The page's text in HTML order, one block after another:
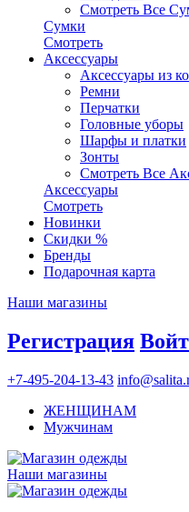
Смотреть Все
Сумки
Смотреть
Аксессуары
Аксессуары из
Ремни
Перчатки
Головные уборы
Шарфы и платки
Зонты
Смотреть Все
Аксессуары
Смотреть
Новинки
Скидки %
Бренды
Подарочная карта
Наши магазины
Регистрация
+7-495-204-13-43
ЖЕНЩИНАМ
Мужчинам
Наши магазины